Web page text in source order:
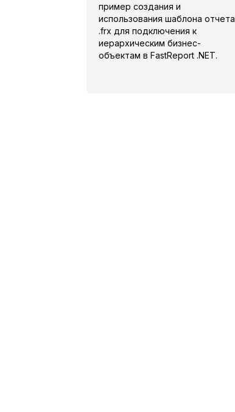
пример создания и
использования шаблона отчета
.frx для подключения к
иерархическим бизнес-
объектам в FastReport .NET.